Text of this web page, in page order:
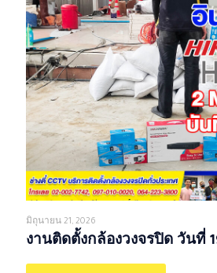
มิถุนายน 21, 2026
งานติดตั้งกล้องวงจรปิด วันที่